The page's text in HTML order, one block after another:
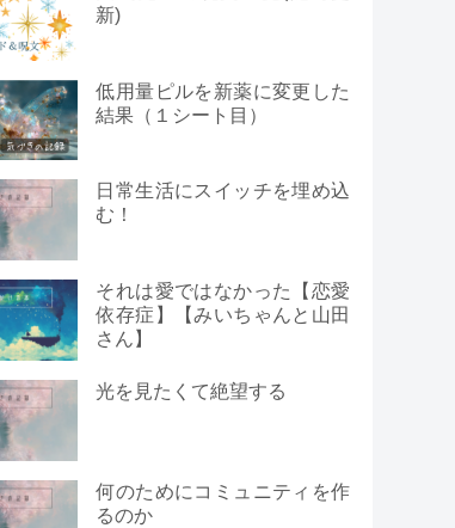
新)
低用量ピルを新薬に変更した
結果（１シート目）
日常生活にスイッチを埋め込
む！
それは愛ではなかった【恋愛
依存症】【みいちゃんと山田
さん】
光を見たくて絶望する
何のためにコミュニティを作
るのか